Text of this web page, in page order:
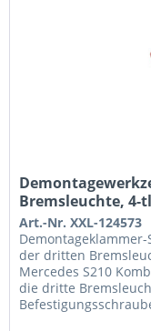
Bremsleuchte, 4-
Art.-Nr. XXL-124573
der dritten
Mercedes S210
die dritte